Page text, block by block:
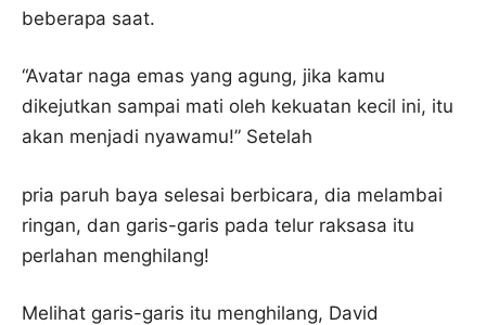
beberapa saat.
“Avatar naga emas yang agung, jika kamu
dikejutkan sampai mati oleh kekuatan kecil ini, itu
akan menjadi nyawamu!” Setelah
pria paruh baya selesai berbicara, dia melambai
ringan, dan garis-garis pada telur raksasa itu
perlahan menghilang!
Melihat garis-garis itu menghilang, David